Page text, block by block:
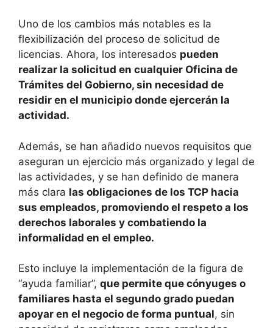
Uno de los cambios más notables es la
flexibilización del proceso de solicitud de
licencias. Ahora, los interesados pueden
realizar la solicitud en cualquier Oficina de
Trámites del Gobierno, sin necesidad de
residir en el municipio donde ejercerán la
actividad.
Además, se han añadido nuevos requisitos que
aseguran un ejercicio más organizado y legal de
las actividades, y se han definido de manera
más clara las obligaciones de los TCP hacia
sus empleados, promoviendo el respeto a los
derechos laborales y combatiendo la
informalidad en el empleo.
Esto incluye la implementación de la figura de
“ayuda familiar”, que permite que cónyuges o
familiares hasta el segundo grado puedan
apoyar en el negocio de forma puntual, sin